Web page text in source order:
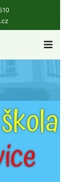
škola